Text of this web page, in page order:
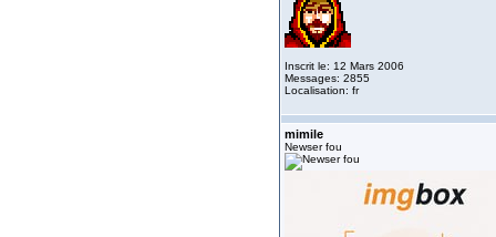
Inscrit le: 12 Mars 2006
Messages: 2855
Localisation: fr
mimile
Newser fou